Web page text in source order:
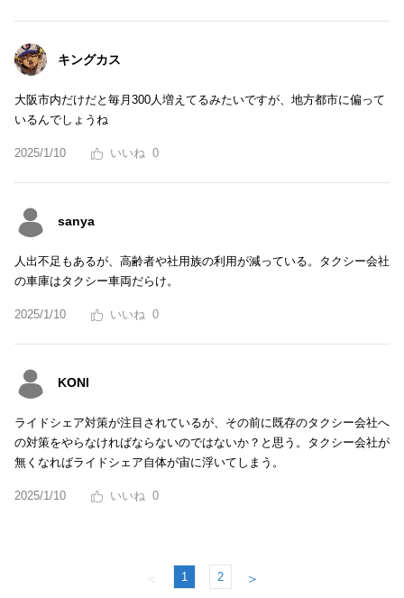
キングカス
大阪市内だけだと毎月300人増えてるみたいですが、地方都市に偏って
いるんでしょうね
2025/1/10 0
sanya
人出不足もあるが、高齢者や社用族の利用が減っている。タクシー会社
の車庫はタクシー車両だらけ。
2025/1/10 0
KONI
ライドシェア対策が注目されているが、その前に既存のタクシー会社へ
の対策をやらなければならないのではないか？と思う。タクシー会社が
無くなればライドシェア自体が宙に浮いてしまう。
2025/1/10 0
＜ 1 2 ＞